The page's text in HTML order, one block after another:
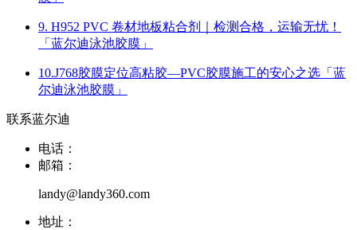
9. H952 PVC 卷材地板粘合剂｜检测合格，运输无忧！
「蓝尔迪泳池胶膜」
10.J768胶膜定位高粘胶—PVC胶膜施工的安心之选「蓝
尔迪泳池胶膜」
联系蓝尔迪
电话：
邮箱：
landy@landy360.com
地址：